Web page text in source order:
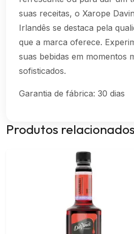
suas receitas, o Xarope
Irlandês se destaca pela
que a marca oferece.
suas bebidas em momentos
sofisticados.
Garantia de fábrica: 30 dias
Produtos relacionados